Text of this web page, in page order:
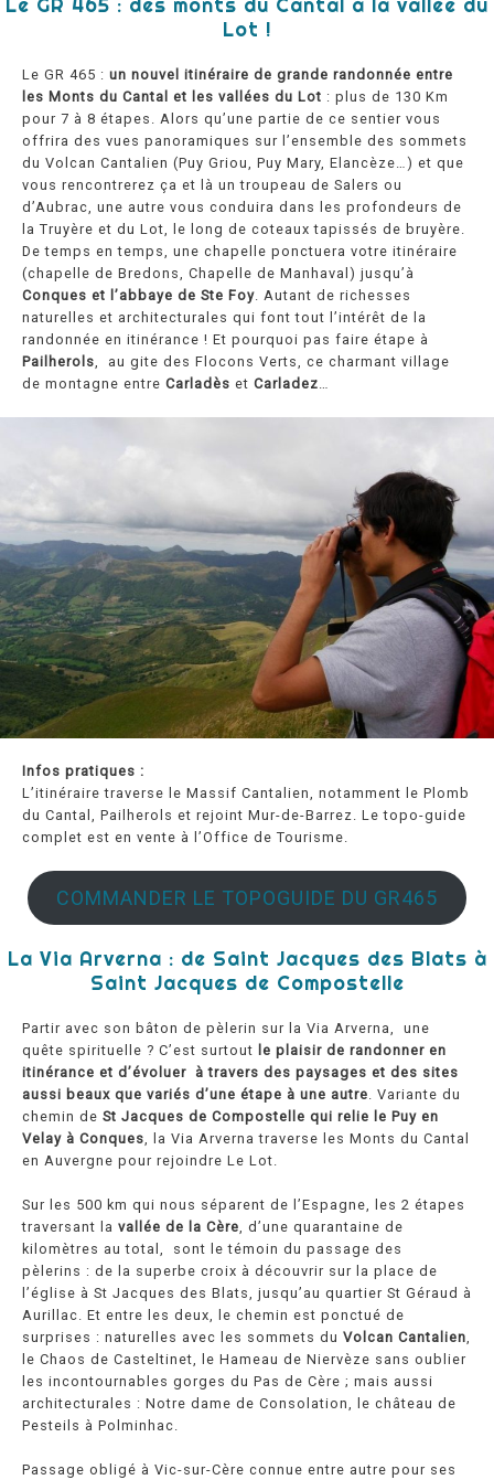
Le GR 465 : des monts du Cantal à la vallée du
Lot !
Le GR 465 : un nouvel itinéraire de grande randonnée entre
les Monts du Cantal et les vallées du Lot : plus de 130 Km
pour 7 à 8 étapes. Alors qu’une partie de ce sentier vous
offrira des vues panoramiques sur l’ensemble des sommets
du Volcan Cantalien (Puy Griou, Puy Mary, Elancèze…) et que
vous rencontrerez ça et là un troupeau de Salers ou
d’Aubrac, une autre vous conduira dans les profondeurs de
la Truyère et du Lot, le long de coteaux tapissés de bruyère.
De temps en temps, une chapelle ponctuera votre itinéraire
(chapelle de Bredons, Chapelle de Manhaval) jusqu’à
Conques et l’abbaye de Ste Foy. Autant de richesses
naturelles et architecturales qui font tout l’intérêt de la
randonnée en itinérance ! Et pourquoi pas faire étape à
Pailherols, au gite des Flocons Verts, ce charmant village
de montagne entre Carladès et Carladez…
Infos pratiques :
L’itinéraire traverse le Massif Cantalien, notamment le Plomb
du Cantal, Pailherols et rejoint Mur-de-Barrez. Le topo-guide
complet est en vente à l’Office de Tourisme.
COMMANDER LE TOPOGUIDE DU GR465
La Via Arverna : de Saint Jacques des Blats à
Saint Jacques de Compostelle
Partir avec son bâton de pèlerin sur la Via Arverna, une
quête spirituelle ? C’est surtout le plaisir de randonner en
itinérance et d’évoluer à travers des paysages et des sites
aussi beaux que variés d’une étape à une autre . Variante du
chemin de St Jacques de Compostelle qui relie le Puy en
Velay à Conques , la Via Arverna traverse les Monts du Cantal
en Auvergne pour rejoindre Le Lot.
Sur les 500 km qui nous séparent de l’Espagne, les 2 étapes
traversant la vallée de la Cère , d’une quarantaine de
kilomètres au total, sont le témoin du passage des
pèlerins : de la superbe croix à découvrir sur la place de
l’église à St Jacques des Blats, jusqu’au quartier St Géraud à
Aurillac. Et entre les deux, le chemin est ponctué de
surprises : naturelles avec les sommets du Volcan Cantalien
le Chaos de Casteltinet, le Hameau de Niervèze sans oublier
les incontournables gorges du Pas de Cère ; mais aussi
architecturales : Notre dame de Consolation, le château de
Pesteils à Polminhac.
Passage obligé à Vic-sur-Cère connue entre autre pour ses